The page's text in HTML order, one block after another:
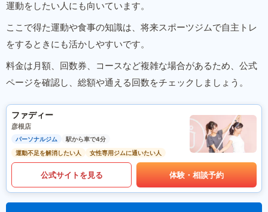
運動をしたい人にも向いています。
ここで得た運動や食事の知識は、将来スポーツジムで自主トレ
をするときにも活かしやすいです。
料金は月額、回数券、コースなど複雑な場合があるため、公式
ページを確認し、総額や通える回数をチェックしましょう。
ファディー
彦根店
パーソナルジム
駅から車で4分
運動不足を解消したい人
女性専用ジムに通いたい人
公式サイトを見る 体験・相談予約